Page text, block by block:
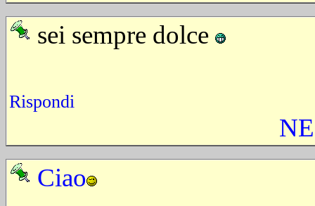
sei sempre dolce
Rispondi
Ciao